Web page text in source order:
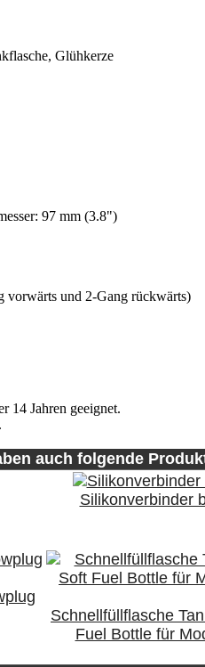
Glühkerze
97 mm (3.8")
vorwärts und 2-Gang rückwärts)
14 Jahren geeignet.
auch folgende
Silikonverbinder
Schnellfüllflasche
Fuel Bottle für